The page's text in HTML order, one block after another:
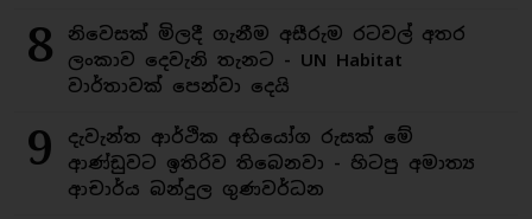
8
නිවෙසක් මිලදී ගැනීම අසීරුම රටවල් අතර
ලංකාව දෙවැනි තැනට - UN Habitat
වාර්තාවක් පෙන්වා දෙයි
9
දැවැන්ත ආර්ථික අභියෝග රුසක් මේ
ආණ්ඩුවට ඉතිරිව තිබෙනවා - හිටපු අමාත්‍ය
ආචාර්ය බන්දුල ගුණවර්ධන